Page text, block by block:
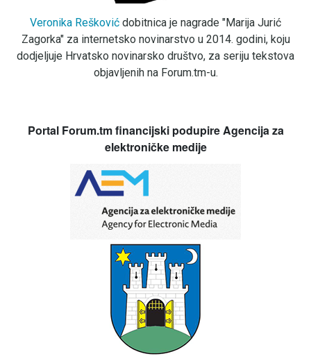
Veronika Rešković dobitnica je nagrade "Marija Jurić
Zagorka" za internetsko novinarstvo u 2014. godini, koju
dodjeljuje Hrvatsko novinarsko društvo, za seriju tekstova
objavljenih na Forum.tm-u.
Portal Forum.tm financijski podupire Agencija za
elektroničke medije